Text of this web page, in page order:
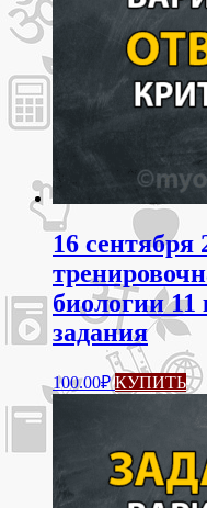
16 сентября
биологии 11
задания
100.00₽ КУПИТЬ